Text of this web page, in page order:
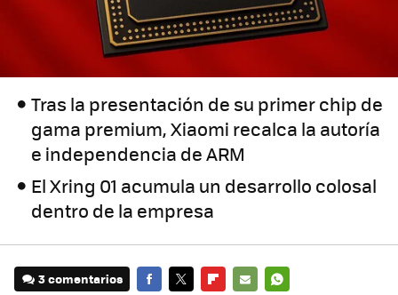
Tras la presentación de su primer chip de
gama premium, Xiaomi recalca la autoría
e independencia de ARM
El Xring 01 acumula un desarrollo colosal
dentro de la empresa
3 comentarios